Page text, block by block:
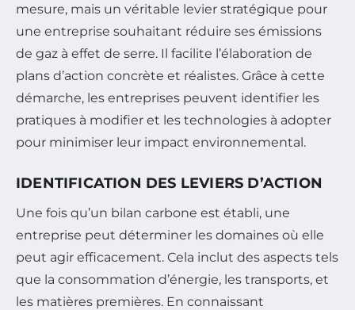
mesure, mais un véritable levier stratégique pour
une entreprise souhaitant réduire ses émissions
de gaz à effet de serre. Il facilite l’élaboration de
plans d’action concrète et réalistes. Grâce à cette
démarche, les entreprises peuvent identifier les
pratiques à modifier et les technologies à adopter
pour minimiser leur impact environnemental.
IDENTIFICATION DES LEVIERS D’ACTION
Une fois qu’un bilan carbone est établi, une
entreprise peut déterminer les domaines où elle
peut agir efficacement. Cela inclut des aspects tels
que la consommation d’énergie, les transports, et
les matières premières. En connaissant